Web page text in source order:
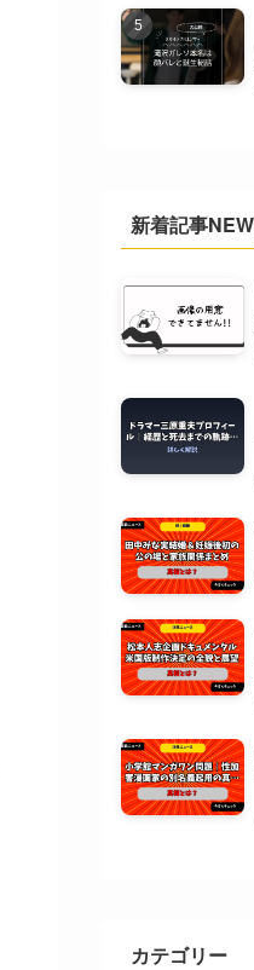
新着記事
カテゴリー